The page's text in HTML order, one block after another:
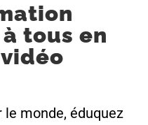
tous en
le monde, éduquez